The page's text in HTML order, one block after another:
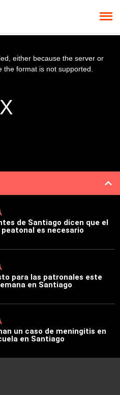
either because the server or
the format is not supported.
de Santiago dicen que el
es necesario
para las patronales este
en Santiago
un caso de meningitis en
en Santiago